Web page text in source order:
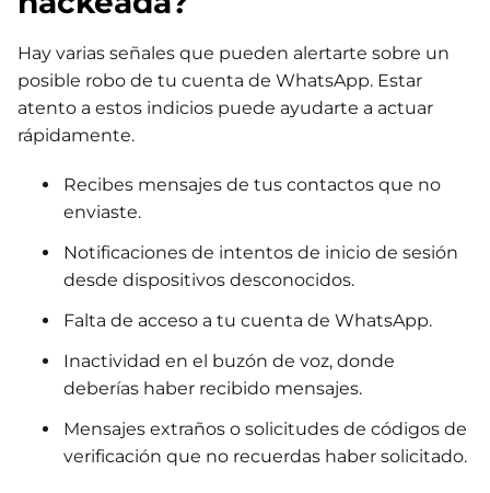
Hay varias señales que pueden alertarte sobre un
posible robo de tu cuenta de WhatsApp. Estar
atento a estos indicios puede ayudarte a actuar
rápidamente.
Recibes mensajes de tus contactos que no
enviaste.
Notificaciones de intentos de inicio de sesión
desde dispositivos desconocidos.
Falta de acceso a tu cuenta de WhatsApp.
Inactividad en el buzón de voz, donde
deberías haber recibido mensajes.
Mensajes extraños o solicitudes de códigos de
verificación que no recuerdas haber solicitado.